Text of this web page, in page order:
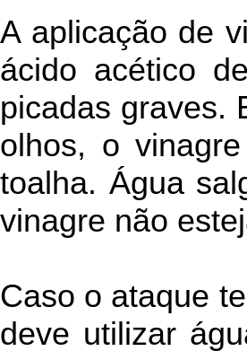
A aplicação de
ácido acético
picadas graves.
olhos, o
toalha. Água
vinagre não
Caso o ataque
deve utilizar